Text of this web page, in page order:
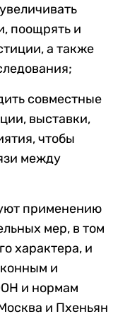
поощрять и
а также
совместные
выставки,
чтобы
между
применению
мер, в том
характера, и
и
и нормам
и Пхеньян